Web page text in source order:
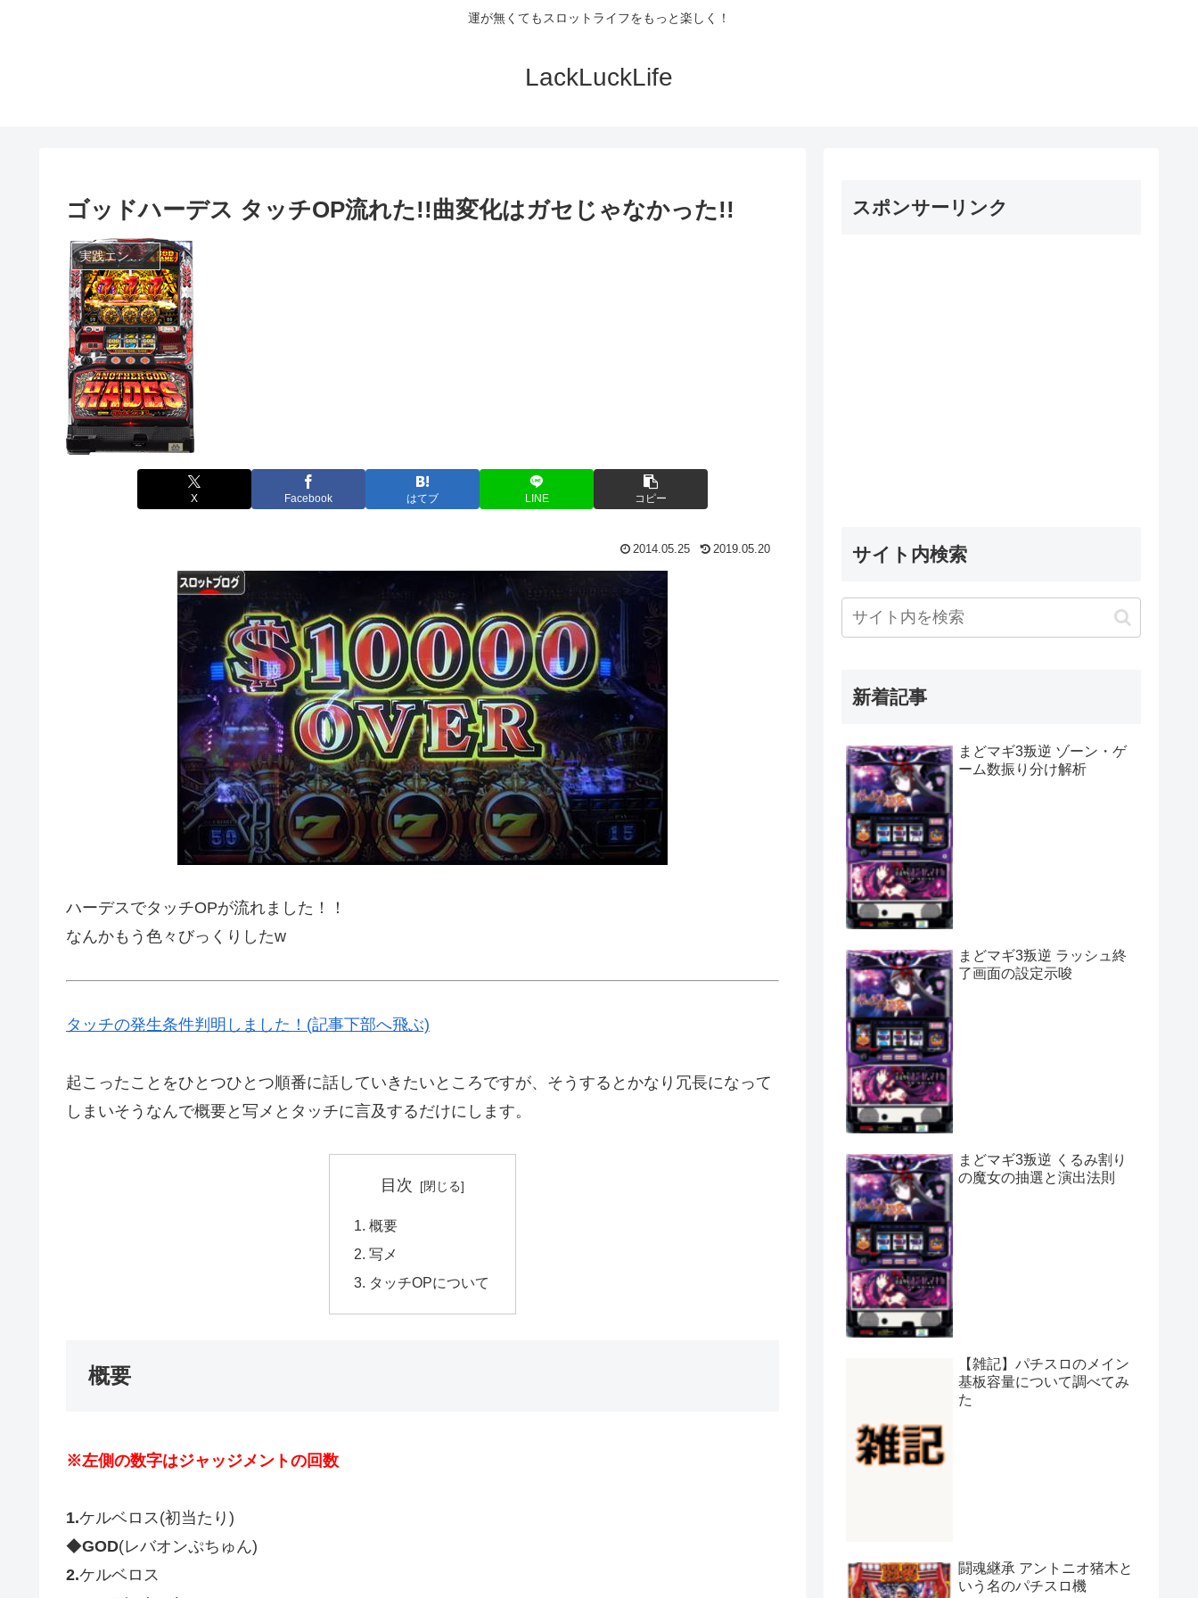
運が無くてもスロットライフをもっと楽しく！
LackLuckLife
ゴッドハーデス タッチOP流れた!!曲変化はガセじゃなかった!!
実践エントリ
X Facebook はてブ LINE コピー
2014.05.25 2019.05.20
ハーデスでタッチOPが流れました！！
なんかもう色々びっくりしたw
タッチの発生条件判明しました！(記事下部へ飛ぶ)
起こったことをひとつひとつ順番に話していきたいところですが、そうするとかなり冗長になって
しまいそうなんで概要と写メとタッチに言及するだけにします。
目次
概要
写メ
タッチOPについて
概要
※左側の数字はジャッジメントの回数
1.ケルベロス(初当たり)
◆GOD(レバオンぷちゅん)
2.ケルベロス
スポンサーリンク
サイト内検索
新着記事
まどマギ3叛逆 ゾーン・ゲ
ーム数振り分け解析
まどマギ3叛逆 ラッシュ終
了画面の設定示唆
まどマギ3叛逆 くるみ割り
の魔女の抽選と演出法則
【雑記】パチスロのメイン
基板容量について調べてみ
た
闘魂継承 アントニオ猪木と
いう名のパチスロ機